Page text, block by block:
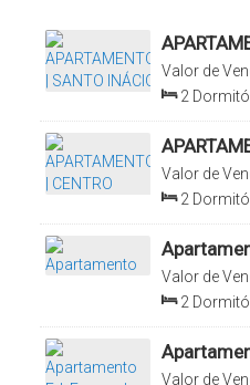
Valor de
Inácio,
2
Vaga(s)
Valor de
do Sul, Rio
2
72m²
,
Valor de
Santa Cruz
2
Valor de